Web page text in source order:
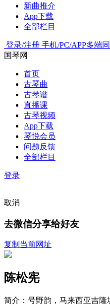
新曲推介
App下载
全部栏目
登录/注册 手机/PC/APP多端
国琴网
首页
古琴曲
古琴谱
直播课
古琴视频
App下载
琴悦会员
问题反馈
全部栏目
登录
取消
去微信分享给好友
复制当前网址
陈松宪
简介：号野韵，马来西亚吉